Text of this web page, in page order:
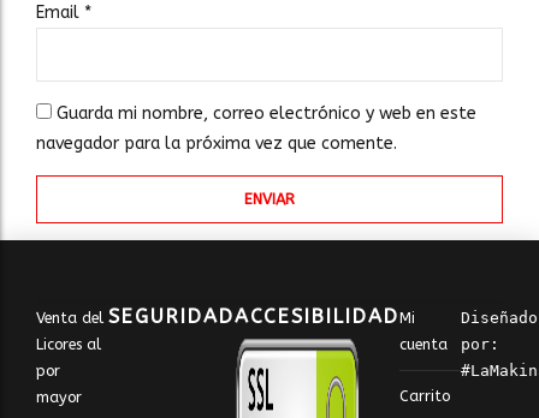
Email *
Guarda mi nombre, correo electrónico y web en este
navegador para la próxima vez que comente.
Venta del
Licores al
por
mayor
SEGURIDADACCESIBILIDADMi
cuenta
Carrito
Diseñado
por: